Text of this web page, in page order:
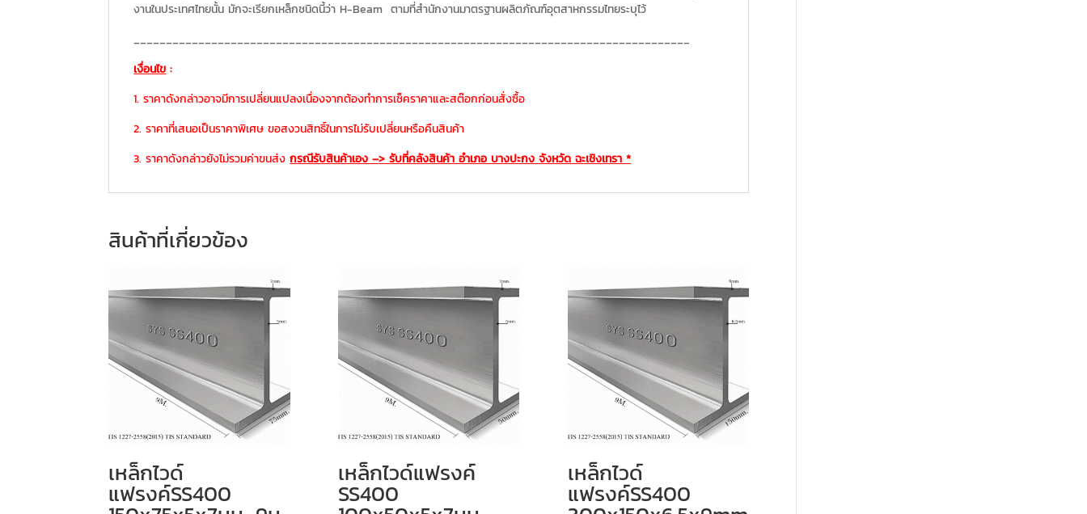
งานในประเทศไทยนั้น มักจะเรียกเหล็กชนิดนี้ว่า H-Beam ตามที่สำนักงานมาตรฐานผลิตภัณฑ์อุตสาหกรรมไทยระบุไว้
______________________________________________________________________________________
เงื่อนไข :
1. ราคาดังกล่าวอาจมีการเปลี่ยนแปลงเนื่องจากต้องทำการเช็คราคาและสต๊อกก่อนสั่งซื้อ
2. ราคาที่เสนอเป็นราคาพิเศษ ขอสงวนสิทธิ์ในการไม่รับเปลี่ยนหรือคืนสินค้า
3. ราคาดังกล่าวยังไม่รวมค่าขนส่งกรณีรับสินค้าเอง –>รับที่คลังสินค้า อำเภอ บางปะกง จังหวัด ฉะเชิงเทรา *
สินค้าที่เกี่ยวข้อง
เหล็กไวด์
แฟรงค์SS400
เหล็กไวด์แฟรงค์
SS400
เหล็กไวด์
แฟรงค์SS400